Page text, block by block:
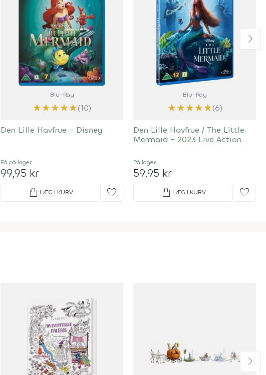
Blu-Ray
★★★★★(10)
Den Lille Havfrue - Disney
Få på lager
99,95 kr
shopping_bag LÆG I KURV favorite
Blu-Ray
★★★★★(6)
Den Lille Havfrue / The Little
Mermaid - 2023 Live Action
På lager
59,95 kr
shopping_bag LÆG I KURV favorite